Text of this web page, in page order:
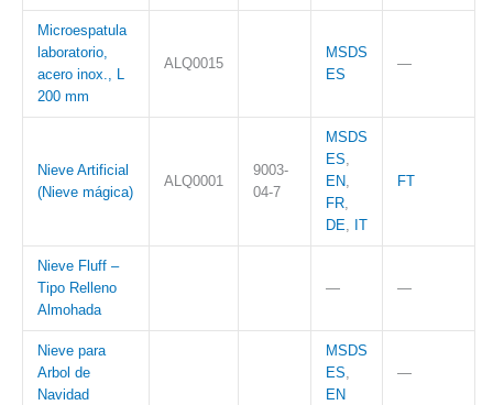
Microespatula
laboratorio,
acero inox., L
200 mm
ALQ0015
MSDS
ES
—
Nieve Artificial
(Nieve mágica)
ALQ0001
9003-
04-7
MSDS
ES,
EN,
FR,
DE, IT
FT
Nieve Fluff –
Tipo Relleno
Almohada
— —
Nieve para
Arbol de
Navidad
MSDS
ES,
EN
—